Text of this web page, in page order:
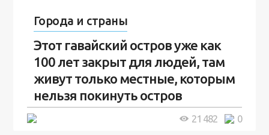
Города и страны
Этот гавайский остров уже как
100 лет закрыт для людей, там
живут только местные, которым
нельзя покинуть остров
0
21 482